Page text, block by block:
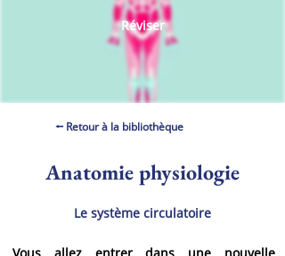
Réviser
⭠ Retour à la bibliothèque
Anatomie physiologie
Le système circulatoire